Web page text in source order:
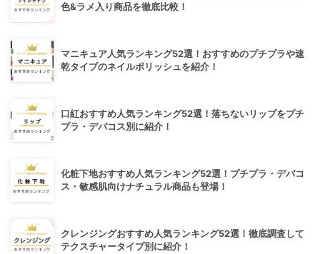
色&ラメ入り商品を徹底比較！
マニキュア人気ランキング52選！おすすめのプチプラや速
乾タイプのネイルポリッシュを紹介！
口紅おすすめ人気ランキング52選！落ちないリップをプチ
プラ・デパコス別に紹介！
化粧下地おすすめ人気ランキング52選！プチプラ・デパコ
ス・敏感肌向けナチュラル商品も登場！
クレンジングおすすめ人気ランキング52選！徹底調査して
テクスチャータイプ別に紹介！